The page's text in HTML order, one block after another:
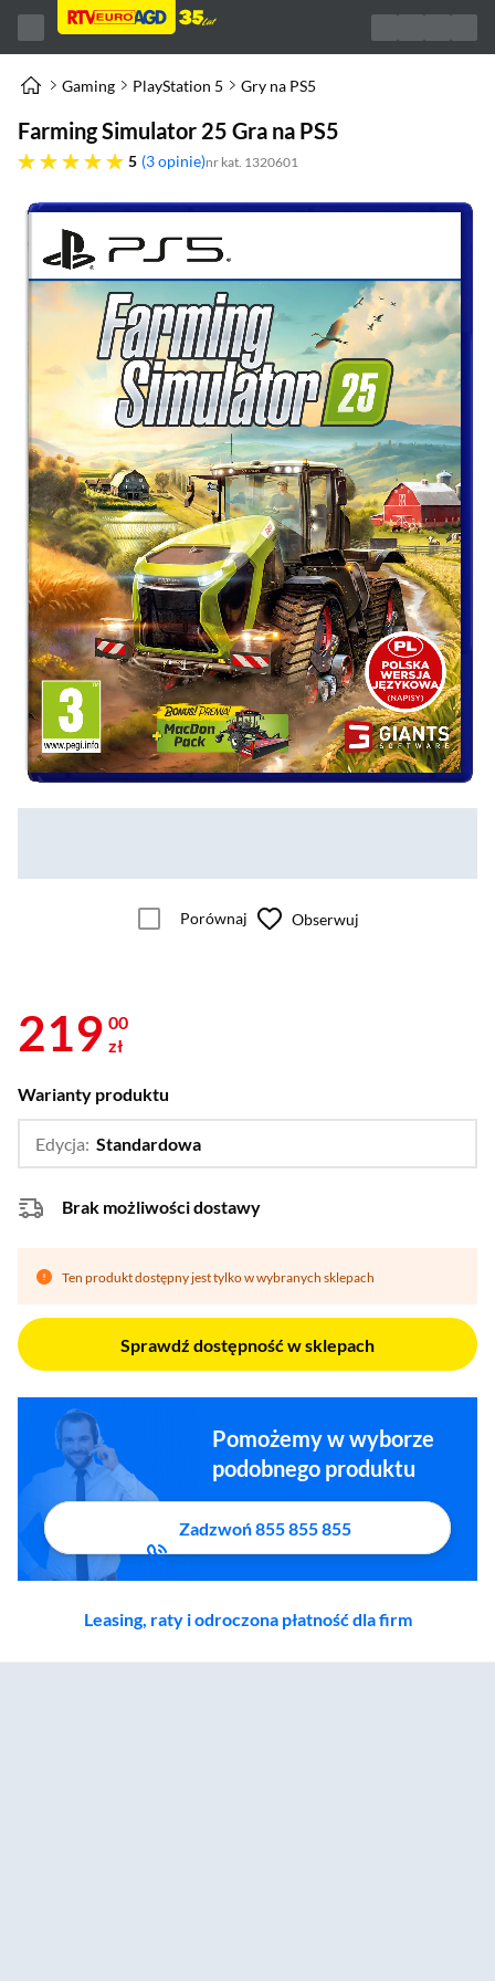
Gaming PlayStation 5 Gry na PS5
Farming Simulator 25 Gra na PS5
5
pięć gwiazdek 3 opinie nr kat. 1320601
Porównaj Obserwuj
219 00
zł
Warianty produktu
Edycja: Standardowa
Brak możliwości dostawy
Ten produkt dostępny jest tylko w wybranych sklepach
Sprawdź dostępność w sklepach
Pomożemy w wyborze
podobnego produktu
Zadzwoń 855 855 855
Leasing, raty i odroczona płatność dla firm